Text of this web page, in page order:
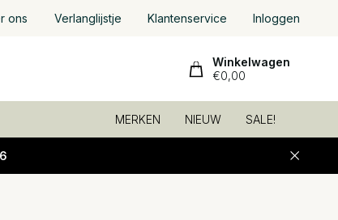
ons Verlanglijstje Klantenservice Inloggen
Winkelwagen
€0,00
MERKEN NIEUW SALE!